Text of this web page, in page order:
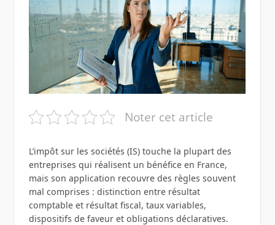
Noter cet article
L’impôt sur les sociétés (IS) touche la plupart des
entreprises qui réalisent un bénéfice en France,
mais son application recouvre des règles souvent
mal comprises : distinction entre résultat
comptable et résultat fiscal, taux variables,
dispositifs de faveur et obligations déclaratives.